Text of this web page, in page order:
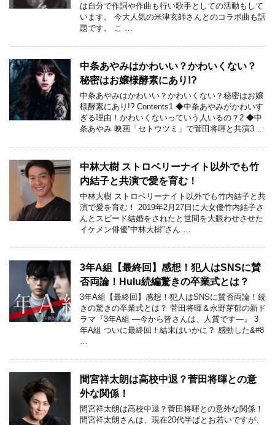
は自分で作詞や作曲も行い歌手としての活動もして
います。 今大人気の米津玄師さんとのコラボ曲も話
題です。 こ …
中条あやみはかわいい？かわいくない？
秘密はお嬢様酵素にあり!?
中条あやみはかわいい？かわいくない？秘密はお嬢
様酵素にあり!? Contents1 ◆中条あやみがかわいす
ぎる理由！かわいくないっていう人いるの？2 ◆中
条あやみ 映画「セトウツミ」で菅田将暉と共演3 …
中林大樹 ストロベリーナイト以外でも竹
内結子と共演で愛を育む！
中林大樹 ストロベリーナイト以外でも竹内結子と共
演で愛を育む！ 2019年2月27日に大女優竹内結子さ
んとスピード結婚をされたと世間を大賑わせさせた
イケメン俳優”中林大樹”さん …
3年A組【最終回】感想！犯人はSNSに賛
否両論！Hulu続編驚きの卒業式とは？
3年A組【最終回】感想！犯人はSNSに賛否両論！続
きの驚きの卒業式とは？ 菅田将暉＆永野芽郁の新ド
ラマ『3年A組 ―今から皆さんは、人質です―』 3
年A組 ついに最終回！結末はいかに？ 感動した&#8
間宮祥太朗は高校中退？菅田将暉との意
外な関係！
間宮祥太朗は高校中退？菅田将暉との意外な関係！
間宮祥太朗さんは、現在20代半ばとお若いですが、